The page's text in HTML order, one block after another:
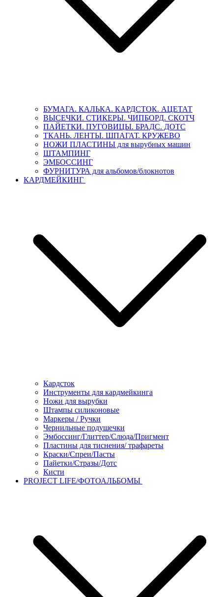
БУМАГА. КАЛЬКА. КАРДСТОК. АЦЕТАТ
ВЫСЕЧКИ. СТИКЕРЫ. ЧИПБОРД. СКОТЧ
ПАЙЕТКИ. ПУГОВИЦЫ. БРАДС. ДОТС
ТКАНЬ. ЛЕНТЫ. ШПАГАТ. КРУЖЕВО
НОЖИ ПЛАСТИНЫ для вырубных машин
ШТАМПИНГ
ЭМБОССИНГ
ФУРНИТУРА для альбомов/блокнотов
КАРДМЕЙКИНГ
Кардсток
Инструменты для кардмейкинга
Ножи для вырубки
Штампы силиконовые
Маркеры / Ручки
Чернильные подушечки
Эмбоссинг/Глиттер/Слюда/Пригмент
Пластины для тиснения/ трафареты
Краски/Спреи/Пасты
Пайетки/Стразы/Дотс
Кисти
PROJECT LIFE/ФОТОАЛЬБОМЫ